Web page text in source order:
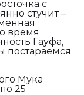
с
стучит –
время
Гауфа,
постараемся
Мука
25